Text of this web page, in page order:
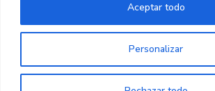
Personalizar
Aceptar todo
Copyright © 2024 Raplasa